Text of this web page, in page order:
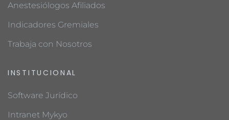
Anestesiólogos Afiliados
Indicadores Gremiales
Trabaja con Nosotros
INSTITUCIONAL
Software Jurídico
Intranet Mykyo